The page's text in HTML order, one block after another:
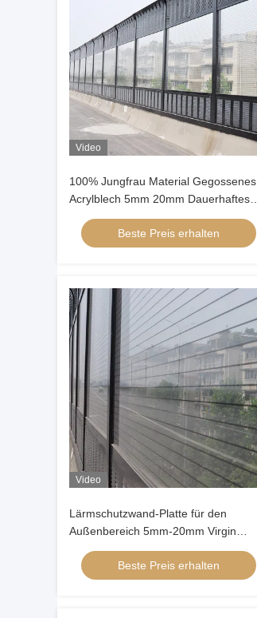
Video
100% Jungfrau Material Gegossenes
Acrylblech 5mm 20mm Dauerhaftes
Panel für Außengeräuschbarriere
Beste Preis erhalten
Video
Lärmschutzwand-Platte für den
Außenbereich 5mm-20mm Virgin
Guss-Acrylglas Wetterbeständig
SchalldämmungBeste Preis erhalten